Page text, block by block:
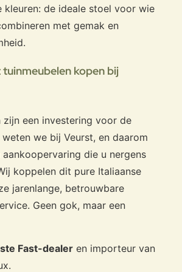
kleuren: de ideale stoel voor wie
met gemak en
kopen bij
zijn een investering voor de
we bij Veurst, en daarom
die u nergens
koppelen dit pure Italiaanse
jarenlange, betrouwbare
Geen gok, maar een
Fast-dealer en importeur van